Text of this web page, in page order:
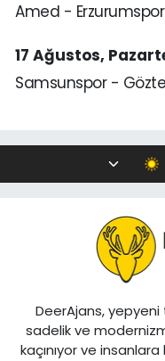
Amed - Erzurumspor
17 Ağustos,
Samsunspor -
DeerAjans, yepyeni
sadelik ve
kaçınıyor ve